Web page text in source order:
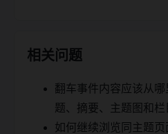
相关问题
翻车事件内容应该从
题、摘要、主题图和栏
如何继续浏览同主题页